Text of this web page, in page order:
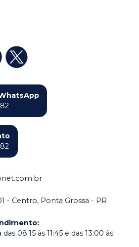
- Centro, Ponta Grossa - PR
:
08:15 às 11:45 e das 13:00 às